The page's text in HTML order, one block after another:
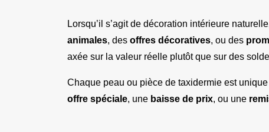
Lorsqu’il s’agit de décoration intérieure
animales, des offres décoratives, ou des
axée sur la valeur réelle plutôt que sur des
offre spéciale, une baisse de prix, ou une